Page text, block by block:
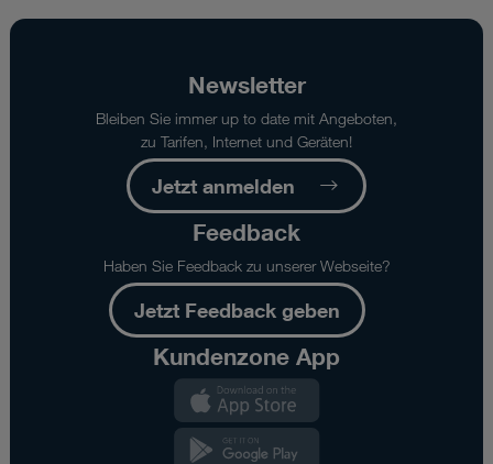
Newsletter
Bleiben Sie immer up to date mit Angeboten,
zu Tarifen, Internet und Geräten!
Jetzt anmelden
Feedback
Haben Sie Feedback zu unserer Webseite?
Jetzt Feedback geben
Kundenzone App